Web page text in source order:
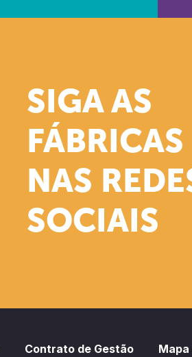
SIGA AS
FÁBRICAS
NAS
SOCIAIS
Contrato de Gestão